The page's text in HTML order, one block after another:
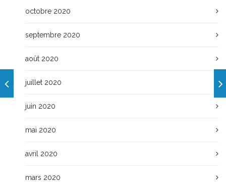
octobre 2020
septembre 2020
août 2020
juillet 2020
juin 2020
mai 2020
avril 2020
mars 2020